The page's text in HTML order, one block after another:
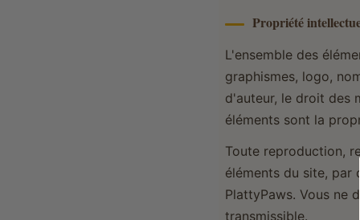
Propriété
L'ensemble des
graphismes, logo,
d'auteur, le droit des
éléments sont la
Toute reproduction,
éléments du site, par
PlattyPaws. Vous ne
transmissible.